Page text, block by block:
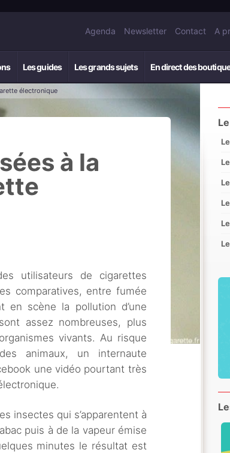
Agenda Newsletter Contact A
Les guides Les grands sujets En direct des
électronique
à la
utilisateurs de cigarettes
comparatives, entre fumée
en scène la pollution d’une
assez nombreuses, plus
vivants. Au risque
animaux, un internaute
une vidéo pourtant très
insectes qui s’apparentent à
puis à de la vapeur émise
minutes le résultat est